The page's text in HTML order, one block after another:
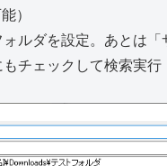
）
ルダを設定。あとは
チェックして検索実行